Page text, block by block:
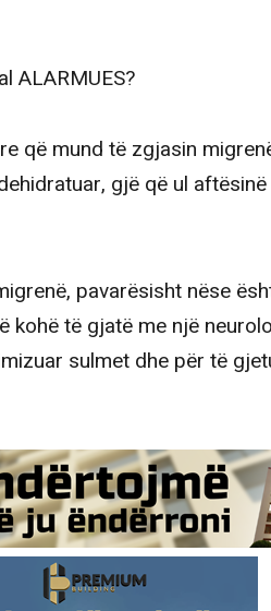
ALARMUES?
që mund të zgjasin
gjë që ul
pavarësisht nëse
kohë të gjatë me një
sulmet dhe për të